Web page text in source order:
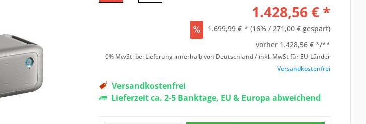
1.428,56 € *
1.699,99 € * (16% / 271,00 € gespart)
vorher 1.428,56 € */**
0% MwSt. bei Lieferung innerhalb von Deutschland / inkl. MwSt für EU-Länder
Versandkostenfrei
Versandkostenfrei
Lieferzeit ca. 2-5 Banktage, EU & Europa abweichend